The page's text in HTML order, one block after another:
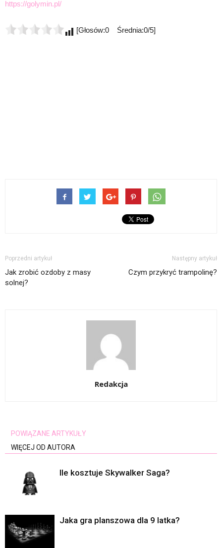
https://golymin.pl/
[Głosów:0 Średnia:0/5]
Poprzedni artykuł
Jak zrobić ozdoby z masy
solnej?
Następny artykuł
Czym przykryć trampolinę?
Redakcja
POWIĄZANE ARTYKUŁY
WIĘCEJ OD AUTORA
Ile kosztuje Skywalker Saga?
Jaka gra planszowa dla 9 latka?